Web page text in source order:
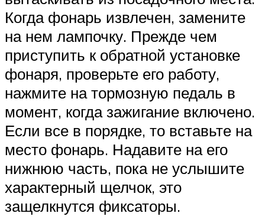
Когда фонарь извлечен, замените
на нем лампочку. Прежде чем
приступить к обратной установке
фонаря, проверьте его работу,
нажмите на тормозную педаль в
момент, когда зажигание включено.
Если все в порядке, то вставьте на
место фонарь. Надавите на его
нижнюю часть, пока не услышите
характерный щелчок, это
защелкнутся фиксаторы.